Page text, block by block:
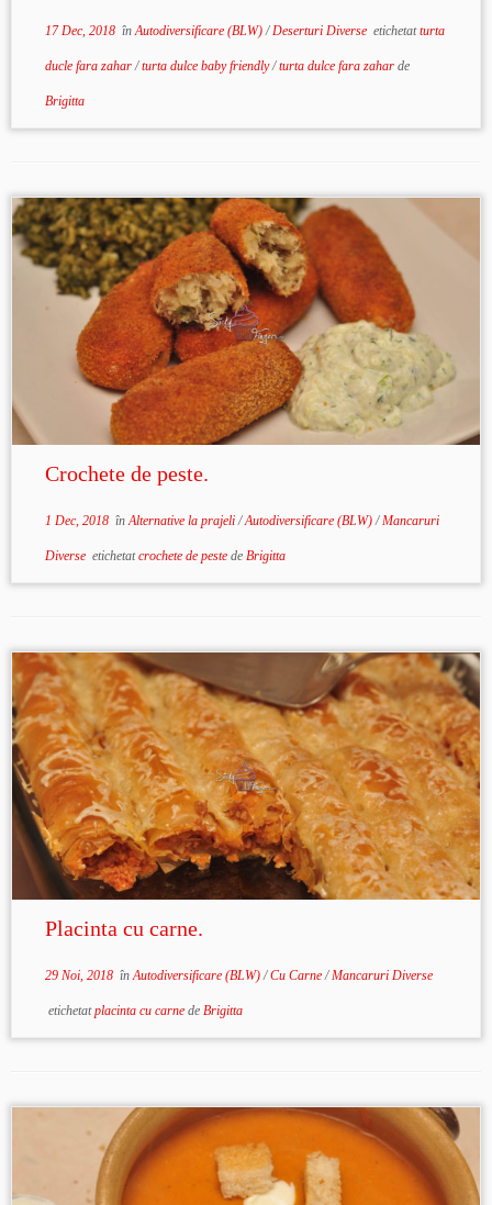
17 Dec, 2018înAutodiversificare (BLW)/Deserturi Diverse etichetatturta
ducle fara zahar/turta dulce baby friendly/turta dulce fara zahar de
Brigitta
Crochete de peste.
1 Dec, 2018înAlternative la prajeli/Autodiversificare (BLW)/Mancaruri
Diverse etichetatcrochete de peste de Brigitta
Placinta cu carne.
29 Noi, 2018înAutodiversificare (BLW)/Cu Carne/Mancaruri Diverse
etichetatplacinta cu carne de Brigitta